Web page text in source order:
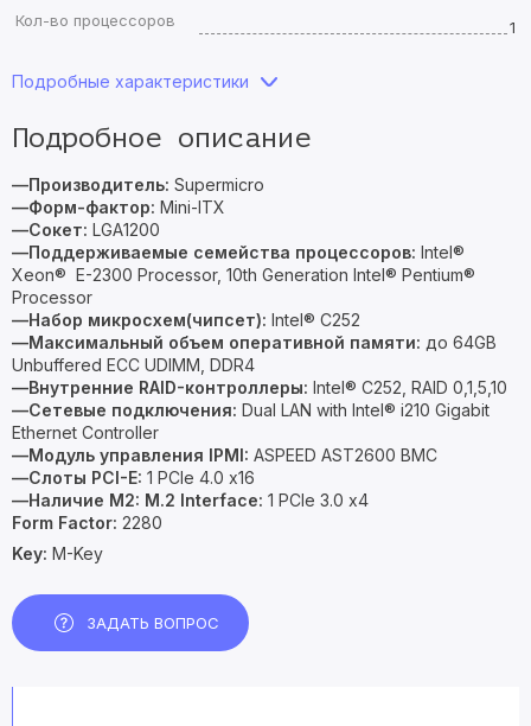
Кол-во процессоров
1
Подробные характеристики
Подробное описание
—Производитель: Supermicro
—Форм-фактор: Mini-ITX
—Сокет: LGA1200
—Поддерживаемые семейства процессоров: Intel®
Xeon® E-2300 Processor, 10th Generation Intel® Pentium®
Processor
—Набор микросхем(чипсет): Intel® C252
—Максимальный объем оперативной памяти: до 64GB
Unbuffered ECC UDIMM, DDR4
—Внутренние RAID-контроллеры: Intel® C252, RAID 0,1,5,10
—Сетевые подключения: Dual LAN with Intel® i210 Gigabit
Ethernet Controller
—Модуль управления IPMI: ASPEED AST2600 BMC
—Слоты PCI-E: 1 PCIe 4.0 x16
—Наличие M2: M.2 Interface: 1 PCIe 3.0 x4
Form Factor: 2280
Key: M-Key
ЗАДАТЬ ВОПРОС